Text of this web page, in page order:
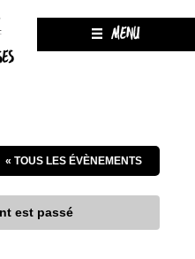
MENU
« TOUS LES ÉVÈNEMENTS
est passé